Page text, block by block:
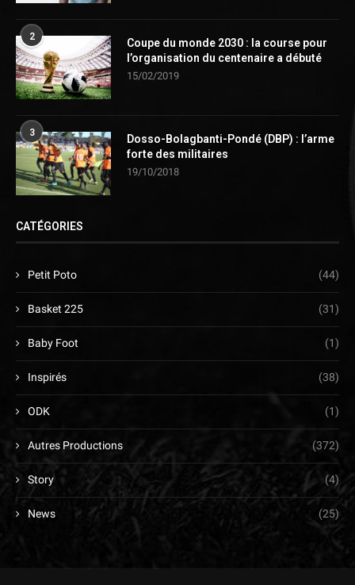
2
Coupe du monde 2030 : la course pour
l’organisation du centenaire a débuté
15/02/2019
3
Dosso-Bolagbanti-Pondé (DBP) : l’arme
forte des militaires
19/10/2018
CATÉGORIES
Petit Poto (44)
Basket 225 (31)
Baby Foot (1)
Inspirés (38)
ODK (1)
Autres Productions (372)
Story (4)
News (25)